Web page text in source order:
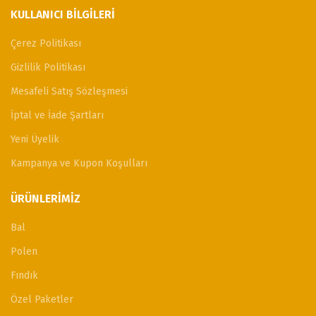
KULLANICI BILGILERI
Çerez Politikası
Gizlilik Politikası
Mesafeli Satış Sözleşmesi
İptal ve İade Şartları
Yeni Üyelik
Kampanya ve Kupon Koşulları
ÜRÜNLERIMIZ
Bal
Polen
Fındık
Özel Paketler